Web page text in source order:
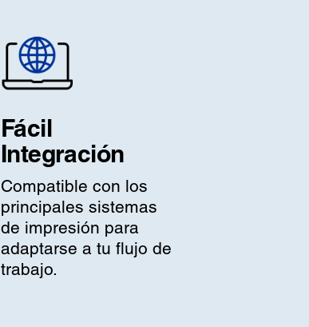
Fácil
Integración
Compatible con los
principales sistemas
de impresión para
adaptarse a tu flujo de
trabajo.